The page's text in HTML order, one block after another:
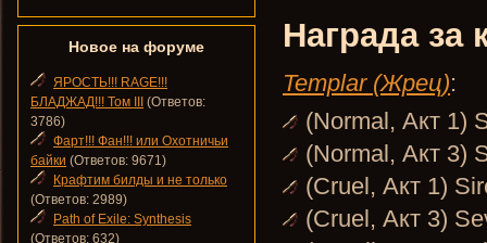
Награда за
Templar (Жрец):
(Normal, Акт 1)
(Normal, Акт 3)
(Cruel, Акт 1)
(Cruel, Акт 3)
Новое на форуме
ЯРОСТЬ!!! RAGE!!!
БЛАДЖАД!!! Том III
(Ответов:
3786)
Фарт!!! Фан!!! или Охотничьи
байки (Ответов: 9671)
Крафтим билды и не только
(Ответов: 2989)
Path of Exile: Synthesis
(Ответов: 632)